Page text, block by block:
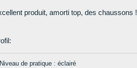
produit, amorti top, des chaussons !
de pratique : éclairé